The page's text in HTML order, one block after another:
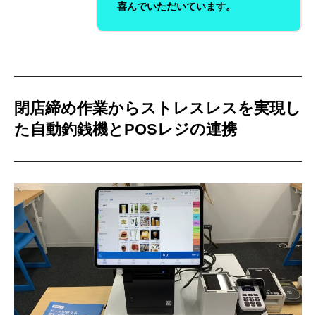
喜んでいただいています。
閉店締め作業からストレスレスを実現し
た自動釣銭機とPOSレジの連携